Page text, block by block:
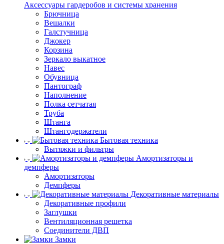
Аксессуары гардеробов и системы хранения
Брючница
Вешалки
Галстучница
Джокер
Корзина
Зеркало выкатное
Навес
Обувница
Пантограф
Наполнение
Полка сетчатая
Труба
Штанга
Штангодержатели
Бытовая техника
Вытяжки и фильтры
Амортизаторы и
демпферы
Амортизаторы
Демпферы
Декоративные материалы
Декоративные профили
Заглушки
Вентиляционная решетка
Соединители ДВП
Замки